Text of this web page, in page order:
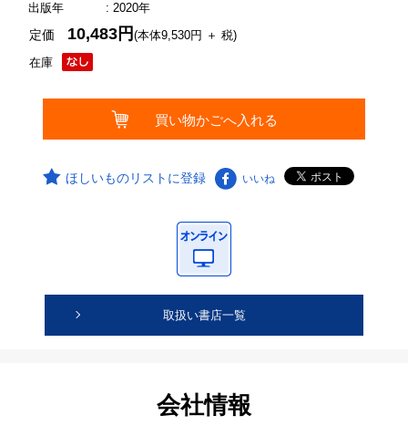
出版年
: 2020年
在庫
定価 10,483円(本体9,530円 ＋ 税)
ほしいものリストに登録 いいね
取扱い書店一覧
会社情報